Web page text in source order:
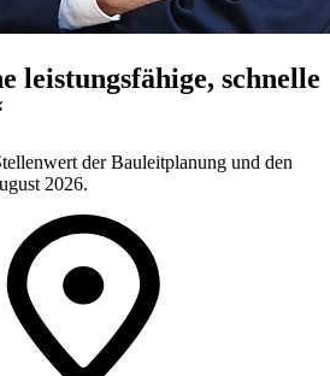
leistungsfähige, schnelle
der Bauleitplanung und den
2026.